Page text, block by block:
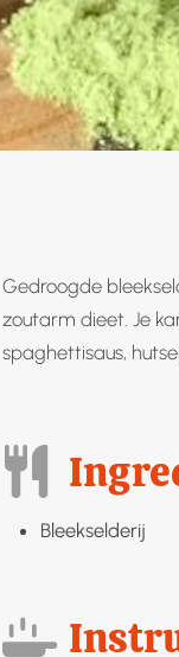
Gedroogde
zoutarm dieet. Je
spaghettisaus,
Bleekselderij